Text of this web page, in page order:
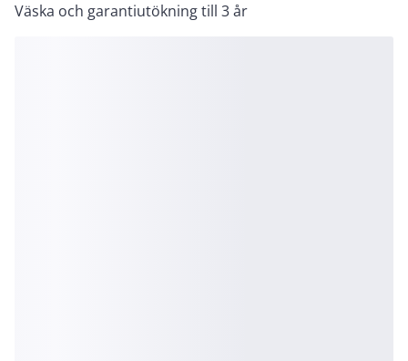
Väska och garantiutökning till 3 år